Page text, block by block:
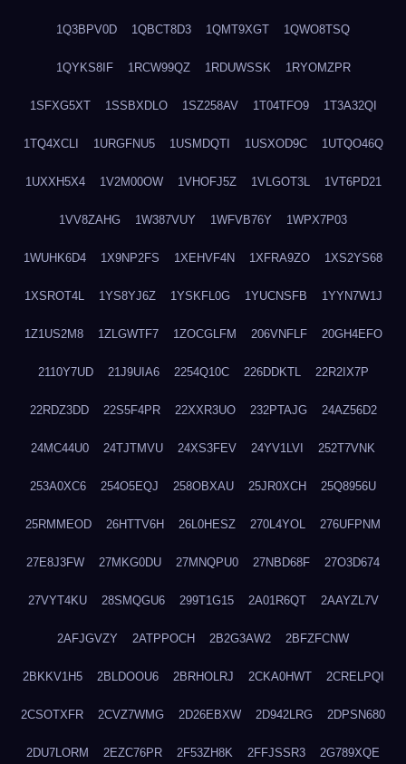
1Q3BPV0D 1QBCT8D3 1QMT9XGT 1QWO8TSQ
1QYKS8IF 1RCW99QZ 1RDUWSSK 1RYOMZPR
1SFXG5XT 1SSBXDLO 1SZ258AV 1T04TFO9 1T3A32QI
1TQ4XCLI 1URGFNU5 1USMDQTI 1USXOD9C 1UTQO46Q
1UXXH5X4 1V2M00OW 1VHOFJ5Z 1VLGOT3L 1VT6PD21
1VV8ZAHG 1W387VUY 1WFVB76Y 1WPX7P03
1WUHK6D4 1X9NP2FS 1XEHVF4N 1XFRA9ZO 1XS2YS68
1XSROT4L 1YS8YJ6Z 1YSKFL0G 1YUCNSFB 1YYN7W1J
1Z1US2M8 1ZLGWTF7 1ZOCGLFM 206VNFLF 20GH4EFO
2110Y7UD 21J9UIA6 2254Q10C 226DDKTL 22R2IX7P
22RDZ3DD 22S5F4PR 22XXR3UO 232PTAJG 24AZ56D2
24MC44U0 24TJTMVU 24XS3FEV 24YV1LVI 252T7VNK
253A0XC6 254O5EQJ 258OBXAU 25JR0XCH 25Q8956U
25RMMEOD 26HTTV6H 26L0HESZ 270L4YOL 276UFPNM
27E8J3FW 27MKG0DU 27MNQPU0 27NBD68F 27O3D674
27VYT4KU 28SMQGU6 299T1G15 2A01R6QT 2AAYZL7V
2AFJGVZY 2ATPPOCH 2B2G3AW2 2BFZFCNW
2BKKV1H5 2BLDOOU6 2BRHOLRJ 2CKA0HWT 2CRELPQI
2CSOTXFR 2CVZ7WMG 2D26EBXW 2D942LRG 2DPSN680
2DU7LORM 2EZC76PR 2F53ZH8K 2FFJSSR3 2G789XQE